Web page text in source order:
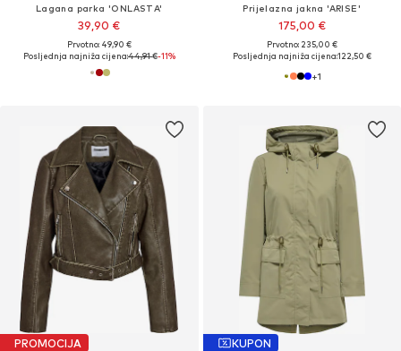
Lagana parka 'ONLASTA'
39,90 €
Prvotno: 49,90 €
Posljednja najniža cijena:44,91 €-11%
Prijelazna jakna 'ARISE'
175,00 €
Prvotno: 235,00 €
Posljednja najniža cijena:122,50 €
+1
PROMOCIJA KUPON